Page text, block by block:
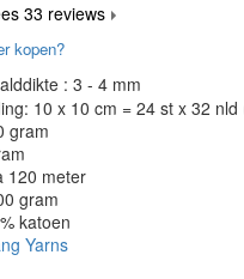
33 reviews
kopen?
: 3 - 4 mm
10 x 10 cm = 24 st x 32 nld
gram
120 meter
gram
katoen
Yarns